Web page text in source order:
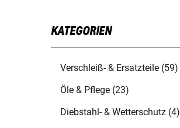
KATEGORIEN
Verschleiß- & Ersatzteile (59)
Öle & Pflege (23)
Diebstahl- & Wetterschutz (4)